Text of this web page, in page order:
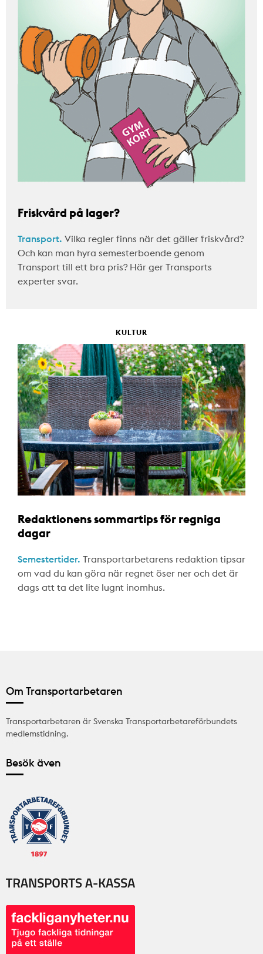
Friskvård på lager?
Transport. Vilka regler finns när det gäller friskvård?
Och kan man hyra semesterboende genom
Transport till ett bra pris? Här ger Transports
experter svar.
KULTUR
Redaktionens sommartips för regniga
dagar
Semestertider. Transportarbetarens redaktion tipsar
om vad du kan göra när regnet öser ner och det är
dags att ta det lite lugnt inomhus.
Om Transportarbetaren
Transportarbetaren är Svenska Transportarbetareförbundets
medlemstidning.
Besök även